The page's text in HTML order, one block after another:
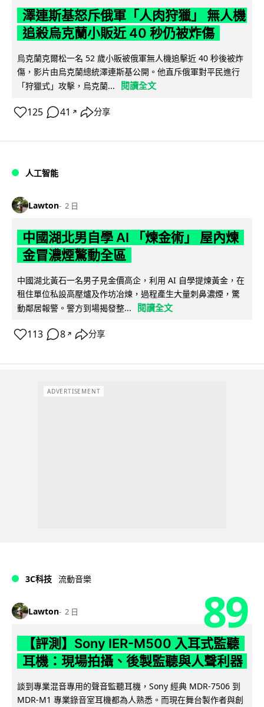
澤連斯基怒斥俄軍「人肉狩獵」 無人機
追殺烏克蘭小販近 40 秒仍被炸傷
烏克蘭克爾松一名 52 歲小販被俄軍無人機追擊近 40 秒後被炸
傷，影片由烏克蘭總統澤連斯基公開。他直斥俄軍對平民進行
「狩獵式」攻擊，烏克蘭...
閱讀全文
125 41 ↗ 分享
人工智能
Lawton 2 日
中國湖北男自學 AI 「煉金術」 屋內煉
金冒濃煙驚動全區
中國湖北黃石一名男子見金價高企，利用 AI 自學提煉黃金，在
租住單位私設高壓爐及作坊冶煉，過程產生大量刺鼻濃煙，驚
動鄰居報警。警方到場揭發整...
閱讀全文
113 8 ↗ 分享
ADVERTISEMENT
3C科技 流動音樂
Lawton 2 日 89
【評測】Sony IER-M500 入耳式監聽
耳機：現場拍攝、後製監聽與人聲利器
談到專業混音專用的聲音監聽耳機，Sony 經典 MDR-7506 到
MDR-M1 專業錄音室耳機都為人熟悉。而現在舞台製作者與創